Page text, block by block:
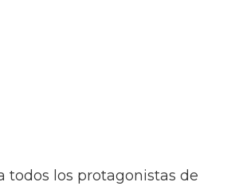
todos los protagonistas de